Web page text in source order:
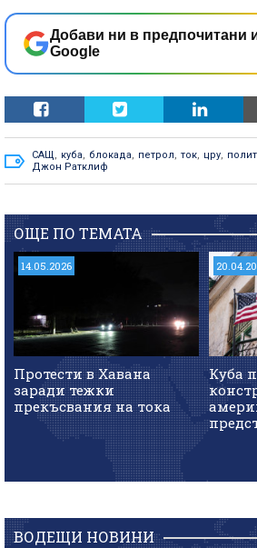
Добави ни в предпочитани
Google
САЩ, куба, блокада, петрол, ток, цру,
Джон Ратклиф
ОЩЕ ПО ТЕМАТА
14.05.2026
Протести в Хавана
заради тежки
прекъсвания на тока
Куба
ВОДЕЩИ НОВИНИ